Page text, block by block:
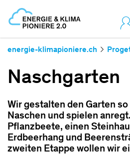
energie-klimapioniere.ch
Naschgarten
Wir gestalten den Garten
Naschen und spielen
Pflanzbeete, einen
Erdbeerhang und
zweiten Etappe wollen wir